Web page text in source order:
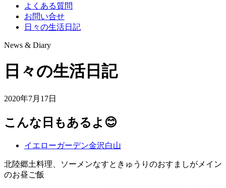
よくある質問
お問い合せ
日々の生活日記
News & Diary
日々の生活日記
2020年7月17日
こんな日もあるよ😊
イエローガーデン金沢白山
北陸郷土料理、ソーメンなすときゅうりのおすましがメイン
のお昼ご飯